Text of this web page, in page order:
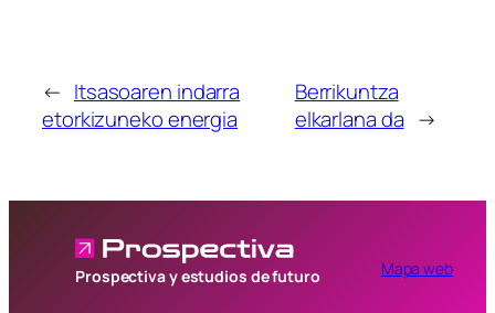
← Itsasoaren indarra
etorkizuneko energia
Berrikuntza
elkarlana da →
Prospectiva y estudios de futuro Mapa web